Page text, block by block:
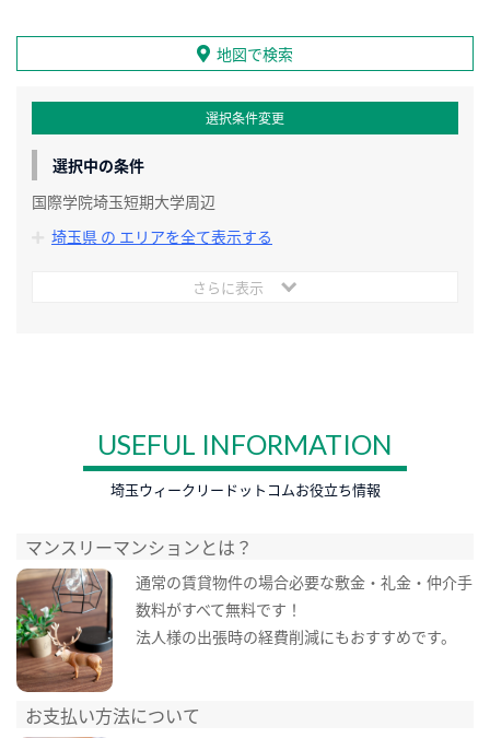
地図で検索
選択条件変更
選択中の条件
国際学院埼玉短期大学周辺
埼玉県 の エリアを全て表示する
さらに表示
USEFUL INFORMATION
埼玉ウィークリードットコムお役立ち情報
マンスリーマンションとは？
通常の賃貸物件の場合必要な敷金・礼金・仲介手
数料がすべて無料です！
法人様の出張時の経費削減にもおすすめです。
お支払い方法について